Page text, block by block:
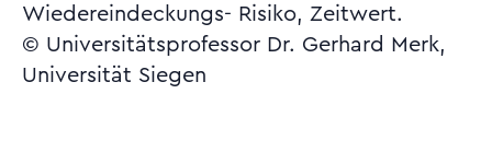
Wiedereindeckungs- Risiko, Zeitwert.
© Universitätsprofessor Dr. Gerhard Merk,
Universität Siegen